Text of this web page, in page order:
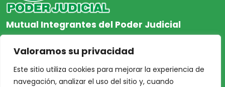
Valoramos su privacidad
Este sitio utiliza cookies para mejorar la experiencia de
navegación, analizar el uso del sitio y, cuando
Mutual Integrantes del Poder Judicial
afiliacion@mjpj.org.ar
+54 9 342 467-4510